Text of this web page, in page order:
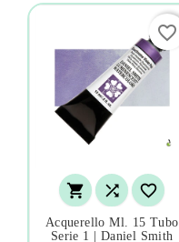
  
Acquerello Ml. 15 Tubo
Serie 1 | Daniel Smith
favorite_border